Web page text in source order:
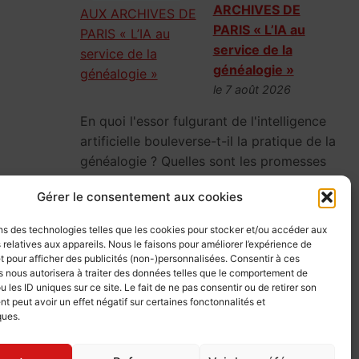
Gérer le consentement aux cookies
des technologies telles que les cookies pour stocker et/ou accéder aux
aux appareils. Nous le faisons pour améliorer l’expérience de
pour afficher des publicités (non-)personnalisées. Consentir à ces
nous autorisera à traiter des données telles que le comportement de
les ID uniques sur ce site. Le fait de ne pas consentir ou de retirer son
peut avoir un effet négatif sur certaines fonctonnalités et
ARCHIVES DE
PARIS « L’IA au
service de la
généalogie »
le 7 août 2026
En quoi l'essor fulgurant de l'intelligence
artificielle bouleverse-t-il la pratique de la
généalogie ? Quelles sont les promesses
CONFERENCE AUX
ARCHIVES DE
PARIS « Enquêtes